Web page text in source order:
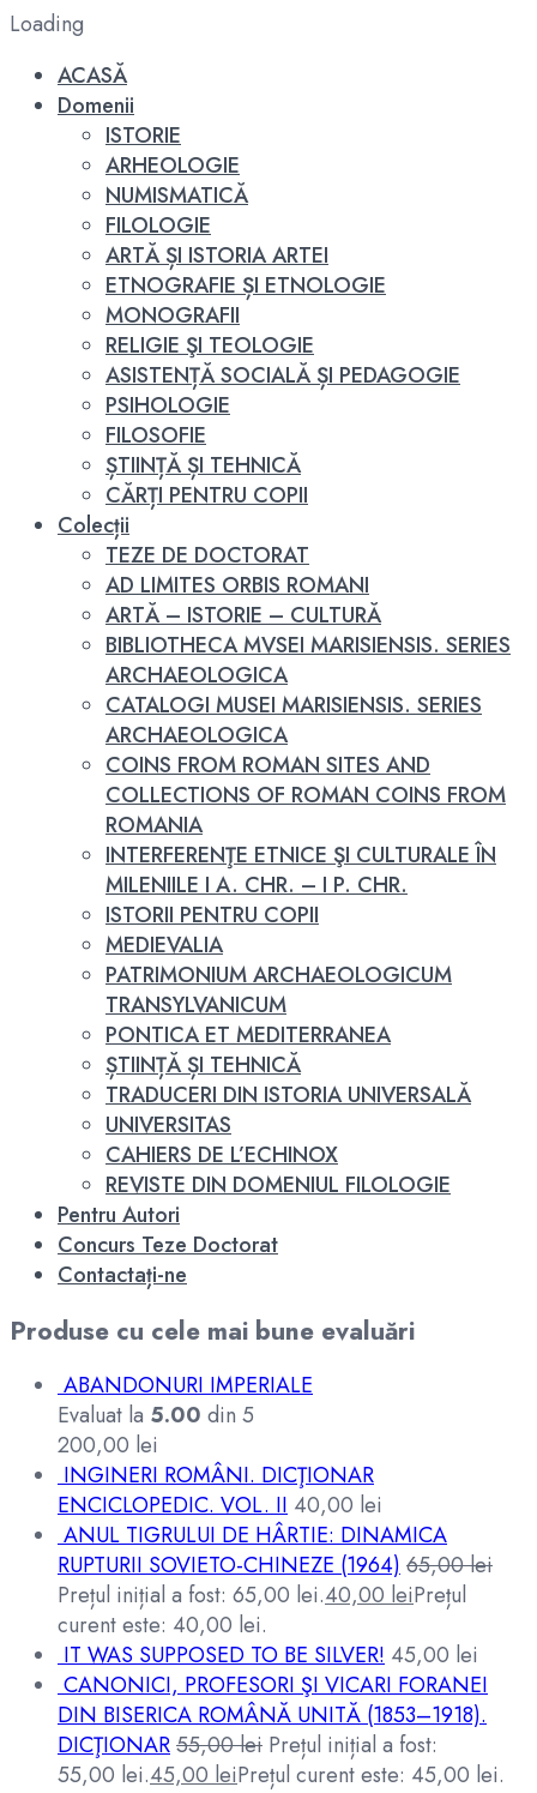
Loading
ACASĂ
Domenii
ISTORIE
ARHEOLOGIE
NUMISMATICĂ
FILOLOGIE
ARTĂ ȘI ISTORIA ARTEI
ETNOGRAFIE ȘI ETNOLOGIE
MONOGRAFII
RELIGIE ŞI TEOLOGIE
ASISTENȚĂ SOCIALĂ ȘI PEDAGOGIE
PSIHOLOGIE
FILOSOFIE
ȘTIINȚĂ ȘI TEHNICĂ
CĂRȚI PENTRU COPII
Colecții
TEZE DE DOCTORAT
AD LIMITES ORBIS ROMANI
ARTĂ – ISTORIE – CULTURĂ
BIBLIOTHECA MVSEI MARISIENSIS. SERIES
ARCHAEOLOGICA
CATALOGI MUSEI MARISIENSIS. SERIES
ARCHAEOLOGICA
COINS FROM ROMAN SITES AND
COLLECTIONS OF ROMAN COINS FROM
ROMANIA
INTERFERENŢE ETNICE ŞI CULTURALE ÎN
MILENIILE I A. CHR. – I P. CHR.
ISTORII PENTRU COPII
MEDIEVALIA
PATRIMONIUM ARCHAEOLOGICUM
TRANSYLVANICUM
PONTICA ET MEDITERRANEA
ȘTIINȚĂ ȘI TEHNICĂ
TRADUCERI DIN ISTORIA UNIVERSALĂ
UNIVERSITAS
CAHIERS DE L’ECHINOX
REVISTE DIN DOMENIUL FILOLOGIE
Pentru Autori
Concurs Teze Doctorat
Contactați-ne
Produse cu cele mai bune evaluări
ABANDONURI IMPERIALE
Evaluat la 5.00 din 5
200,00 lei
INGINERI ROMÂNI. DICŢIONAR
ENCICLOPEDIC. VOL. II 40,00 lei
ANUL TIGRULUI DE HÂRTIE: DINAMICA
RUPTURII SOVIETO-CHINEZE (1964) 65,00lei
Prețul inițial a fost: 65,00 lei.40,00 leiPrețul
curent este: 40,00 lei.
IT WAS SUPPOSED TO BE SILVER! 45,00 lei
CANONICI, PROFESORI ŞI VICARI FORANEI
DIN BISERICA ROMÂNĂ UNITĂ (1853–1918).
DICŢIONAR55,00lei Prețul inițial a fost:
55,00 lei.45,00 leiPrețul curent este: 45,00 lei.